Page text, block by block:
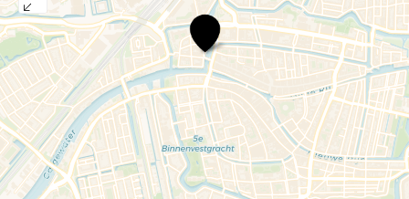
Stadscafé
van
der
Werff